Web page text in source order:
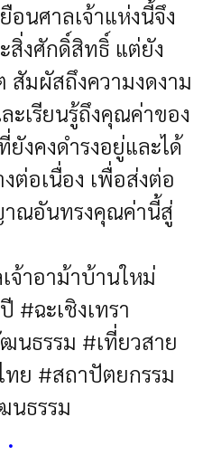
อนศาลเจ้าแห่งนี้จึง
สิ่งศักดิ์สิทธิ์ แต่ยัง
สัมผัสถึงความงดงาม
ะเรียนรู้ถึงคุณค่าของ
งคงดำรงอยู่และได้
ต่อเนื่อง เพื่อส่งต่อ
าณอันทรงคุณค่านี้สู่
จ้าอาม้าบ้านใหม่
#ฉะเชิงเทรา
นธรรม #เที่ยวสาย
ย #สถาปัตยกรรม
นธรรม
.